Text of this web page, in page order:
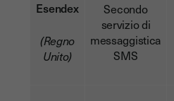
Esendex
(Regno
Unito)
Secondo
servizio di
messaggistica
SMS